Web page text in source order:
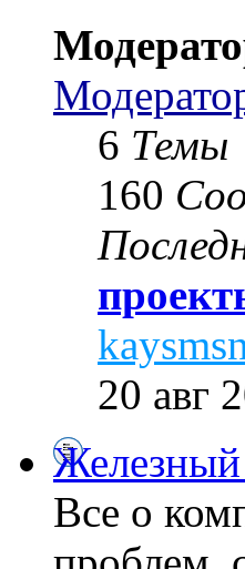
6 Темы
160
20 авг
Все о